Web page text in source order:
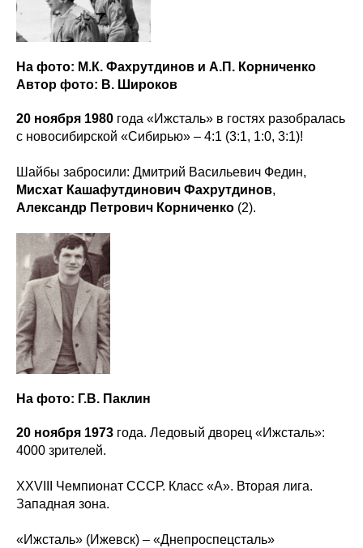
На фото: М.К. Фахрутдинов и А.П. Корниченко
Автор фото: В. Широков
20 ноября 1980 года «Ижсталь» в гостях разобралась
с новосибирской «Сибирью» – 4:1 (3:1, 1:0, 3:1)!
Шайбы забросили: Дмитрий Васильевич Федин,
Мисхат Кашафутдинович Фахрутдинов,
Александр Петрович Корниченко (2).
На фото: Г.В. Паклин
20 ноября 1973 года. Ледовый дворец «Ижсталь»:
4000 зрителей.
XXVIII Чемпионат СССР. Класс «А». Вторая лига.
Западная зона.
«Ижсталь» (Ижевск) – «Днепроспецсталь»